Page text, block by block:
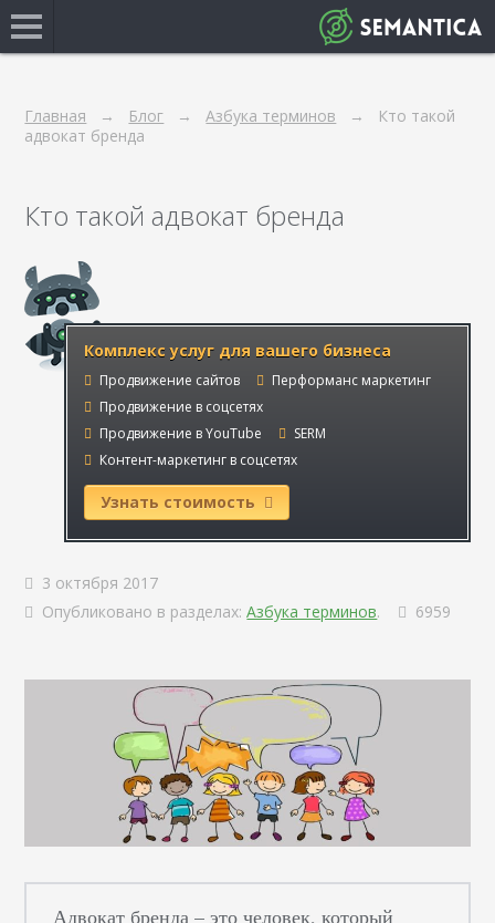
Главная Блог Азбука терминов
Кто такой
адвокат бренда
Кто такой адвокат бренда
Комплекс услуг для вашего бизнеса
Продвижение сайтов
Перформанс маркетинг
Продвижение в соцсетях
Продвижение в YouTube
SERM
Контент-маркетинг в соцсетях
Узнать стоимость
3 октября 2017
Опубликовано в разделах: Азбука терминов. 6959
Адвокат бренда – это человек, который